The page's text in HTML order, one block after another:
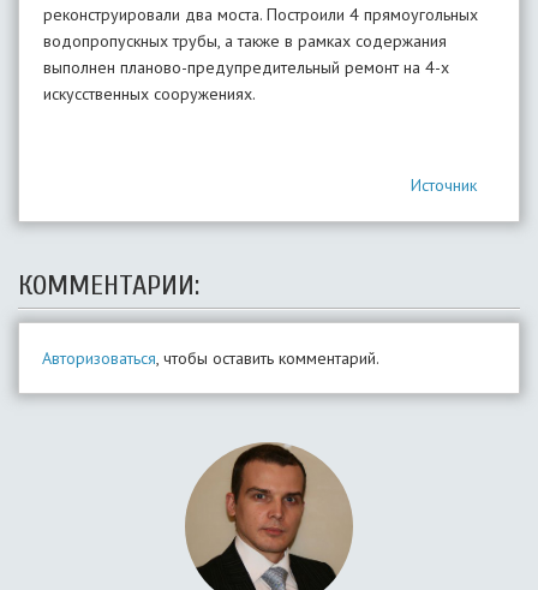
реконструировали два моста. Построили 4 прямоугольных
водопропускных трубы, а также в рамках содержания
выполнен планово-предупредительный ремонт на 4-х
искусственных сооружениях.
Источник
КОММЕНТАРИИ:
Авторизоваться, чтобы оставить комментарий.